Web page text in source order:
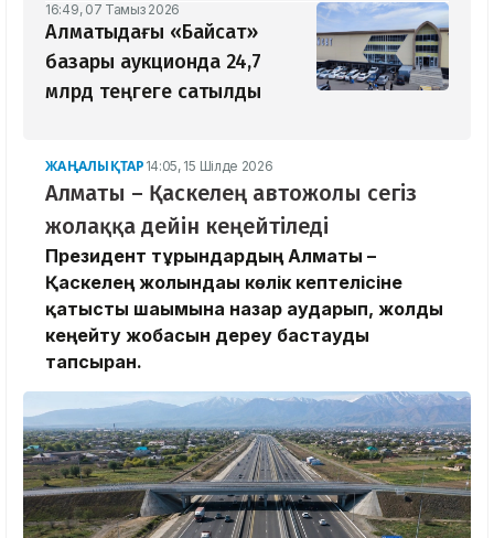
16:49, 07 Тамыз 2026
Алматыдағы «Байсат»
базары аукционда 24,7
млрд теңгеге сатылды
ЖАҢАЛЫҚТАР 14:05, 15 Шілде 2026
Алматы – Қаскелең автожолы сегіз
жолаққа дейін кеңейтіледі
Президент тұрғындардың Алматы –
Қаскелең жолындағы көлік кептелісіне
қатысты шағымына назар аударып, жолды
кеңейту жобасын дереу бастауды
тапсырған.